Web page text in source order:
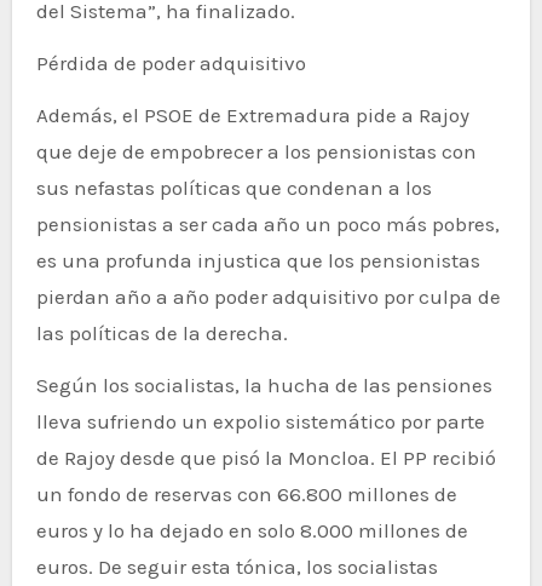
del Sistema”, ha finalizado.
Pérdida de poder adquisitivo
Además, el PSOE de Extremadura pide a Rajoy
que deje de empobrecer a los pensionistas con
sus nefastas políticas que condenan a los
pensionistas a ser cada año un poco más pobres,
es una profunda injustica que los pensionistas
pierdan año a año poder adquisitivo por culpa de
las políticas de la derecha.
Según los socialistas, la hucha de las pensiones
lleva sufriendo un expolio sistemático por parte
de Rajoy desde que pisó la Moncloa. El PP recibió
un fondo de reservas con 66.800 millones de
euros y lo ha dejado en solo 8.000 millones de
euros. De seguir esta tónica, los socialistas